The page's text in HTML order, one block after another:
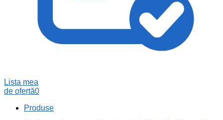
Lista mea
de ofertă0
Produse